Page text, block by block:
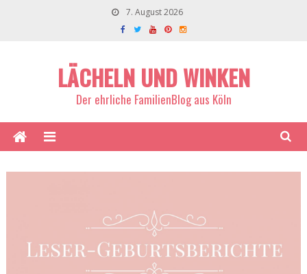
7. August 2026
LÄCHELN UND WINKEN
Der ehrliche FamilienBlog aus Köln